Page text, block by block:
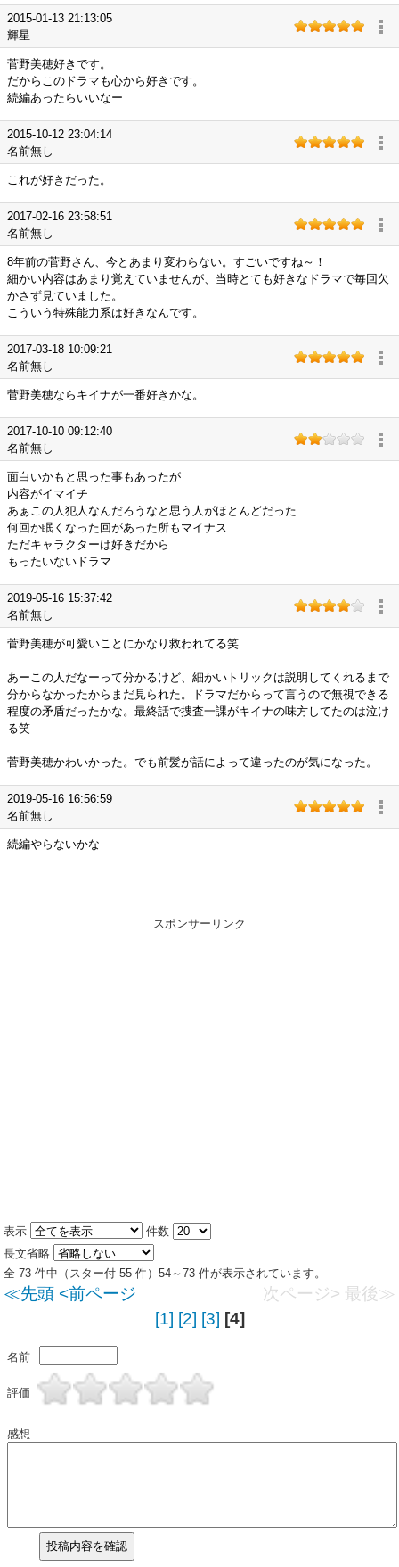
2015-01-13 21:13:05
輝星
菅野美穂好きです。
だからこのドラマも心から好きです。
続編あったらいいなー
2015-10-12 23:04:14
名前無し
これが好きだった。
2017-02-16 23:58:51
名前無し
8年前の菅野さん、今とあまり変わらない。すごいですね～！
細かい内容はあまり覚えていませんが、当時とても好きなドラマで毎回欠
かさず見ていました。
こういう特殊能力系は好きなんです。
2017-03-18 10:09:21
名前無し
菅野美穂ならキイナが一番好きかな。
2017-10-10 09:12:40
名前無し
面白いかもと思った事もあったが
内容がイマイチ
あぁこの人犯人なんだろうなと思う人がほとんどだった
何回か眠くなった回があった所もマイナス
ただキャラクターは好きだから
もったいないドラマ
2019-05-16 15:37:42
名前無し
菅野美穂が可愛いことにかなり救われてる笑
あーこの人だなーって分かるけど、細かいトリックは説明してくれるまで
分からなかったからまだ見られた。ドラマだからって言うので無視できる
程度の矛盾だったかな。最終話で捜査一課がキイナの味方してたのは泣け
る笑
菅野美穂かわいかった。でも前髪が話によって違ったのが気になった。
2019-05-16 16:56:59
名前無し
続編やらないかな
スポンサーリンク
表示
件数
長文省略
全 73 件中（スター付 55 件）54～73 件が表示されています。
≪先頭 <前ページ 次ページ> 最後≫
[1] [2] [3] [4]
名前
評価
感想